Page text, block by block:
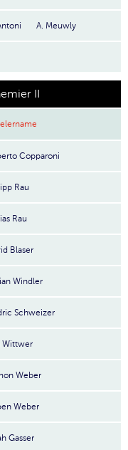
A. Meuwly
II
Copparoni
Rau
Rau
Blaser
Windler
Schweizer
Wittwer
Weber
Weber
Gasser